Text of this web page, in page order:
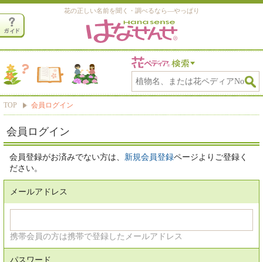
花の正しい名前を聞く・調べるなら―やっぱり
TOP 会員ログイン
会員ログイン
会員登録がお済みでない方は、 新規会員登録ページよりご登録く
ださい。
メールアドレス
携帯会員の方は携帯で登録したメールアドレス
パスワード